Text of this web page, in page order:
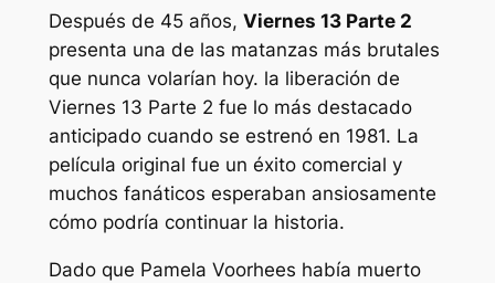
Después de 45 años, Viernes 13 Parte 2
presenta una de las matanzas más brutales
que nunca volarían hoy. la liberación de
Viernes 13 Parte 2 fue lo más destacado
anticipado cuando se estrenó en 1981. La
película original fue un éxito comercial y
muchos fanáticos esperaban ansiosamente
cómo podría continuar la historia.
Dado que Pamela Voorhees había muerto